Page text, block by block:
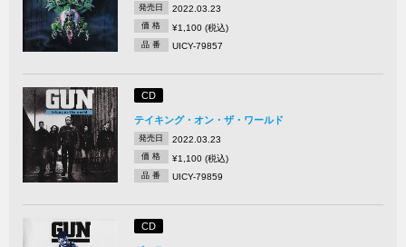
発売日 2022.03.23
価 格 ¥1,100 (税込)
品 番 UICY-79857
CD
テイキング・オン・ザ・ワールド
発売日 2022.03.23
価 格 ¥1,100 (税込)
品 番 UICY-79859
CD